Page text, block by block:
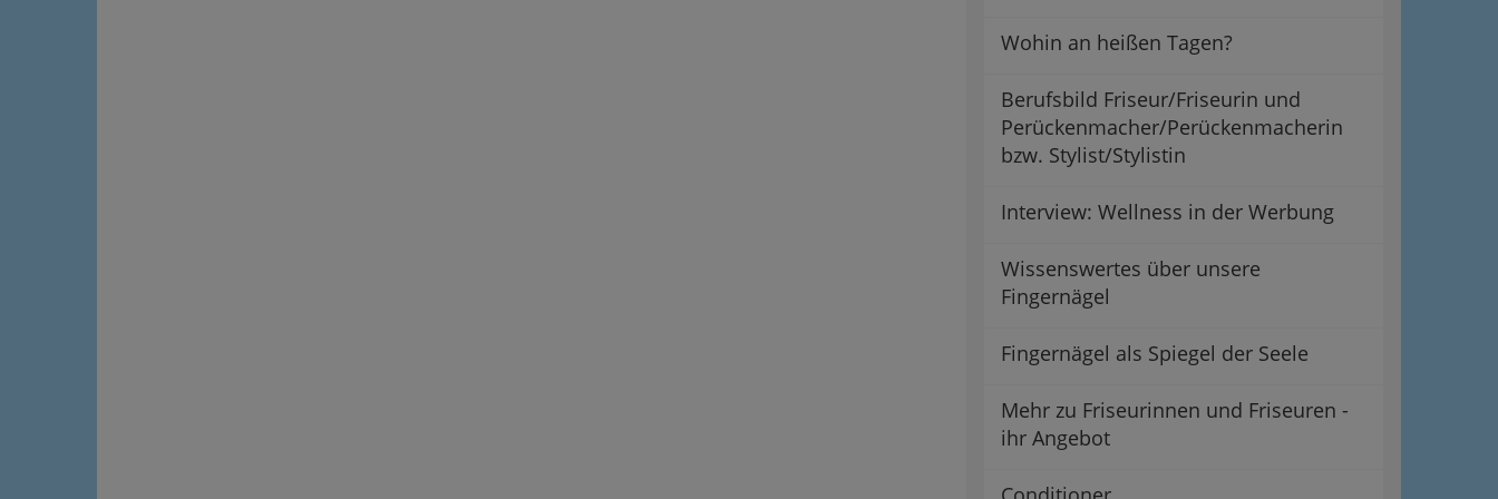
Wohin an heißen Tagen?
Berufsbild Friseur/Friseurin und
Perückenmacher/Perückenmacherin
bzw. Stylist/Stylistin
Interview: Wellness in der Werbung
Wissenswertes über unsere
Fingernägel
Fingernägel als Spiegel der Seele
Mehr zu Friseurinnen und Friseuren -
ihr Angebot